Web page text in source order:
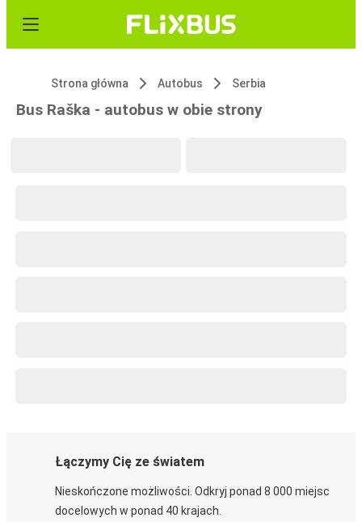
Strona główna Autobus Serbia
Bus Raška - autobus w obie strony
Łączymy Cię ze światem
Nieskończone możliwości. Odkryj ponad 8 000 miejsc
docelowych w ponad 40 krajach.